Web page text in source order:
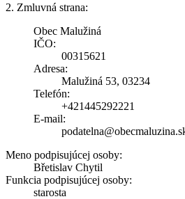
2. Zmluvná strana:
Obec Malužiná
IČO:
00315621
Adresa:
Malužiná 53, 03234
Telefón:
+421445292221
E-mail:
Meno podpisujúcej osoby:
Břetislav Chytil
Funkcia podpisujúcej osoby:
starosta